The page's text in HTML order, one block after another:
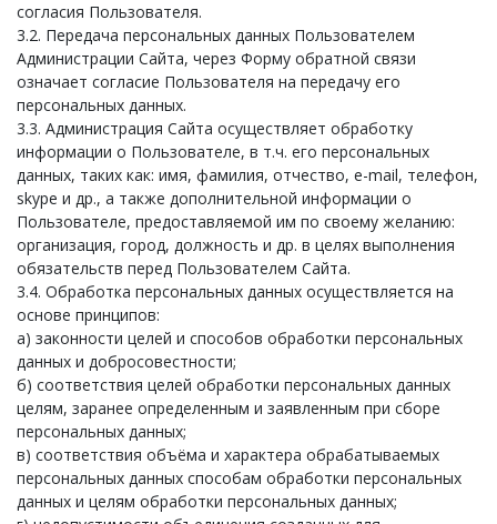
согласия Пользователя.
3.2. Передача персональных данных Пользователем
Администрации Сайта, через Форму обратной связи
означает согласие Пользователя на передачу его
персональных данных.
3.3. Администрация Сайта осуществляет обработку
информации о Пользователе, в т.ч. его персональных
данных, таких как: имя, фамилия, отчество, e-mail, телефон,
skype и др., а также дополнительной информации о
Пользователе, предоставляемой им по своему желанию:
организация, город, должность и др. в целях выполнения
обязательств перед Пользователем Сайта.
3.4. Обработка персональных данных осуществляется на
основе принципов:
а) законности целей и способов обработки персональных
данных и добросовестности;
б) соответствия целей обработки персональных данных
целям, заранее определенным и заявленным при сборе
персональных данных;
в) соответствия объёма и характера обрабатываемых
персональных данных способам обработки персональных
данных и целям обработки персональных данных;